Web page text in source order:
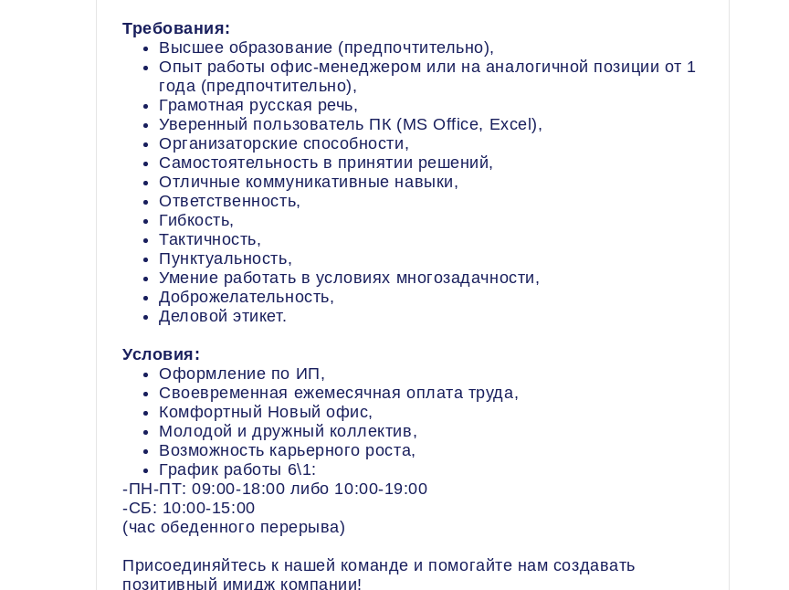
Требования:
Высшее образование (предпочтительно),
Опыт работы офис-менеджером или на аналогичной позиции от 1
года (предпочтительно),
Грамотная русская речь,
Уверенный пользователь ПК (MS Office, Excel),
Организаторские способности,
Самостоятельность в принятии решений,
Отличные коммуникативные навыки,
Ответственность,
Гибкость,
Тактичность,
Пунктуальность,
Умение работать в условиях многозадачности,
Доброжелательность,
Деловой этикет.
Условия:
Оформление по ИП,
Своевременная ежемесячная оплата труда,
Комфортный Новый офис,
Молодой и дружный коллектив,
Возможность карьерного роста,
График работы 6\1:
-ПН-ПТ: 09:00-18:00 либо 10:00-19:00
-СБ: 10:00-15:00
(час обеденного перерыва)
Присоединяйтесь к нашей команде и помогайте нам создавать
позитивный имидж компании!